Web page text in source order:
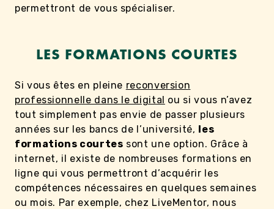
permettront de vous spécialiser.
LES FORMATIONS COURTES
Si vous êtes en pleine reconversion
professionnelle dans le digital ou si vous n’avez
tout simplement pas envie de passer plusieurs
années sur les bancs de l’université, les
formations courtes sont une option. Grâce à
internet, il existe de nombreuses formations en
ligne qui vous permettront d’acquérir les
compétences nécessaires en quelques semaines
ou mois. Par exemple, chez LiveMentor, nous